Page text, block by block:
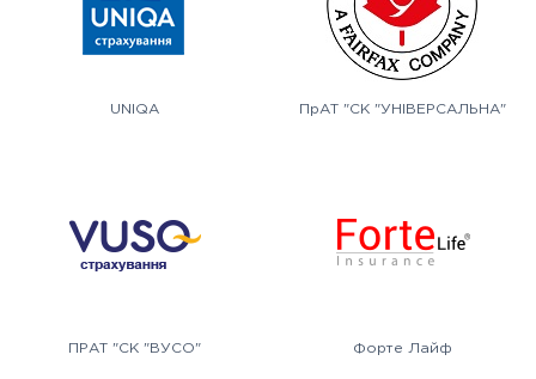
UNIQA ПрАТ "СК "УНІВЕРСАЛЬНА"
ПРАТ "СК "ВУСО" Форте Лайф